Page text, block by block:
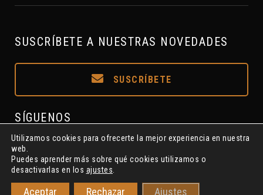
SUSCRÍBETE A NUESTRAS NOVEDADES
SUSCRÍBETE
SÍGUENOS
Utilizamos cookies para ofrecerte la mejor experiencia en nuestra
web.
Puedes aprender más sobre qué cookies utilizamos o
desactivarlas en los ajustes
Aceptar Rechazar Ajustes